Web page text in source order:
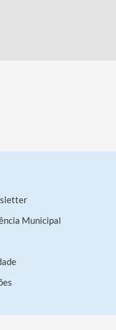
Municipal